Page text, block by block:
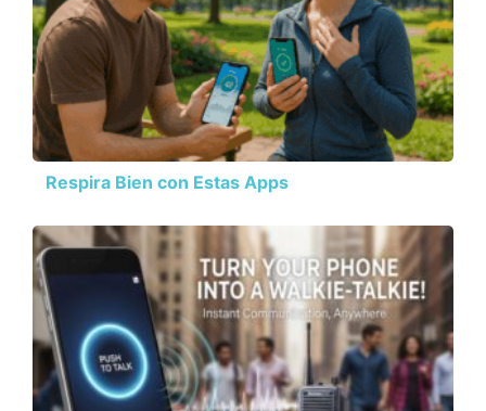
Respira Bien con Estas Apps